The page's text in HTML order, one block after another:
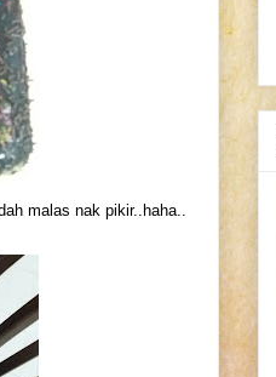
malas nak pikir..haha..